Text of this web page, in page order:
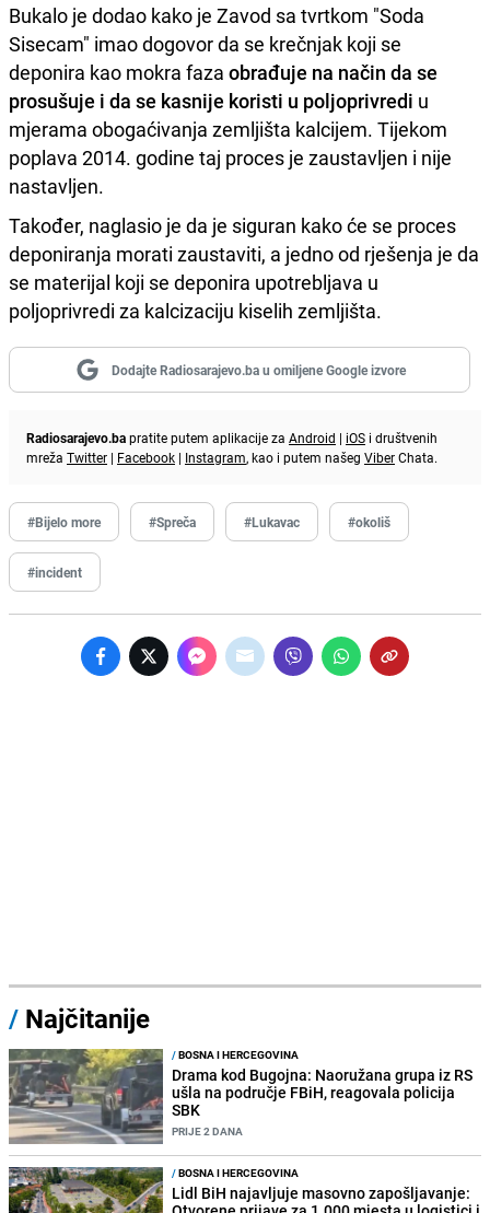
Bukalo je dodao kako je Zavod sa tvrtkom "Soda
Sisecam" imao dogovor da se krečnjak koji se
deponira kao mokra faza obrađuje na način da se
prosušuje i da se kasnije koristi u poljoprivredi u
mjerama obogaćivanja zemljišta kalcijem. Tijekom
poplava 2014. godine taj proces je zaustavljen i nije
nastavljen.
Također, naglasio je da je siguran kako će se proces
deponiranja morati zaustaviti, a jedno od rješenja je da
se materijal koji se deponira upotrebljava u
poljoprivredi za kalcizaciju kiselih zemljišta.
Dodajte Radiosarajevo.ba u omiljene Google izvore
Radiosarajevo.bapratite putem aplikacije za Android | iOS i društvenih
mreža Twitter | Facebook | Instagram, kao i putem našeg ViberChata.
#Bijelo more #Spreča #Lukavac #okoliš
#incident
/ Najčitanije
/BOSNA I HERCEGOVINA
Drama kod Bugojna: Naoružana grupa iz RS
ušla na područje FBiH, reagovala policija
SBK
PRIJE 2 DANA
/BOSNA I HERCEGOVINA
Lidl BiH najavljuje masovno zapošljavanje: